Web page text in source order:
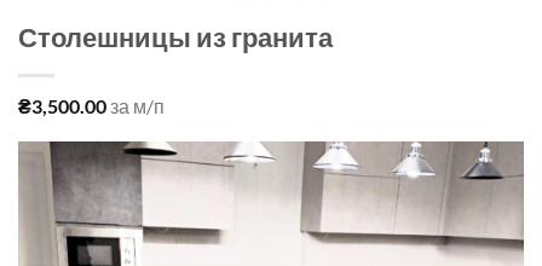
Столешницы из гранита
₴3,500.00за м/п